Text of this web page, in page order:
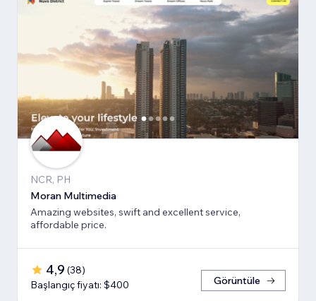
NCR, PH
Moran Multimedia
Amazing websites, swift and excellent service,
affordable price.
4,9 (38)
Başlangıç fiyatı: $400
Görüntüle